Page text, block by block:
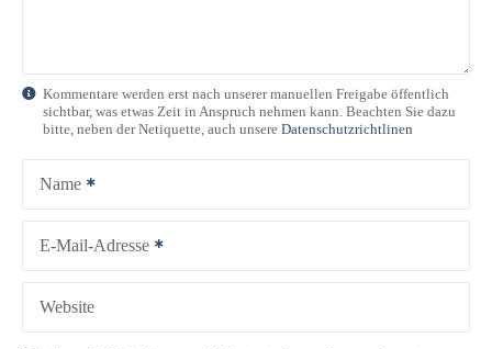
Kommentare werden erst nach unserer manuellen Freigabe öffentlich
sichtbar, was etwas Zeit in Anspruch nehmen kann. Beachten Sie dazu
bitte, neben der Netiquette, auch unsereDatenschutzrichtlinen
Name
E-Mail-Adresse
Website